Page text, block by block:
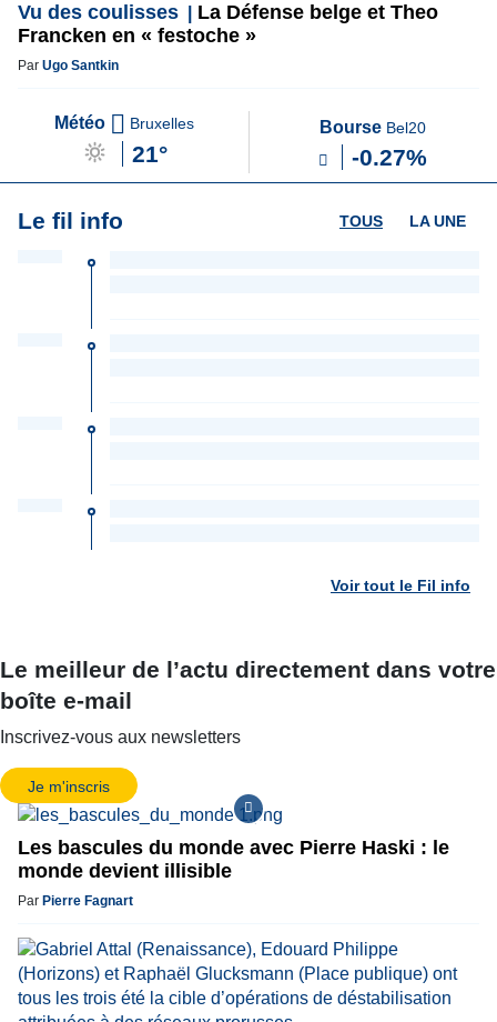
Vu des coulisses
La Défense belge et Theo
Francken en « festoche »
Par Ugo Santkin
Météo Bruxelles
21°
Bourse Bel20
-0.27%
Le fil info LA UNE
TOUS
Voir tout le Fil info
Le meilleur de l’actu directement dans votre
boîte e-mail
Inscrivez-vous aux newsletters
Je m'inscris
Les bascules du monde avec Pierre Haski : le
monde devient illisible
Par Pierre Fagnart